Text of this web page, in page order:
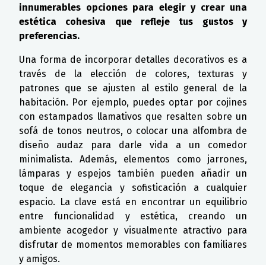
innumerables opciones para elegir y crear una
estética cohesiva que refleje tus gustos y
preferencias.
Una forma de incorporar detalles decorativos es a
través de la elección de colores, texturas y
patrones que se ajusten al estilo general de la
habitación. Por ejemplo, puedes optar por cojines
con estampados llamativos que resalten sobre un
sofá de tonos neutros, o colocar una alfombra de
diseño audaz para darle vida a un comedor
minimalista. Además, elementos como jarrones,
lámparas y espejos también pueden añadir un
toque de elegancia y sofisticación a cualquier
espacio. La clave está en encontrar un equilibrio
entre funcionalidad y estética, creando un
ambiente acogedor y visualmente atractivo para
disfrutar de momentos memorables con familiares
y amigos.